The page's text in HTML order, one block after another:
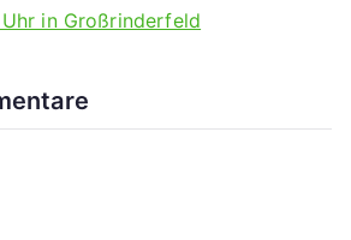
in Großrinderfeld